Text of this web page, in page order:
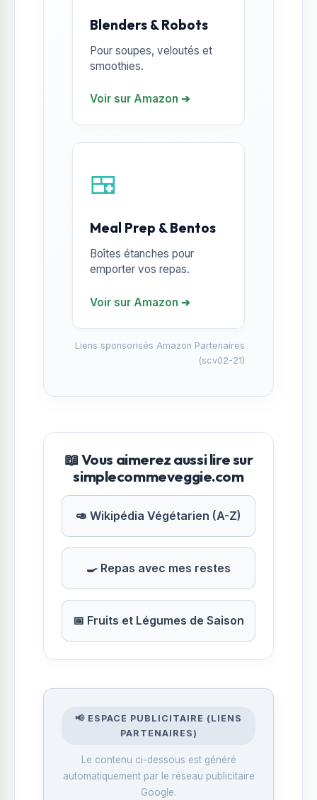
Blenders & Robots
Pour soupes, veloutés et
smoothies.
Voir sur Amazon ➔
🍱
Meal Prep & Bentos
Boîtes étanches pour
emporter vos repas.
Voir sur Amazon ➔
Liens sponsorisés Amazon Partenaires
(scv02-21)
📖 Vous aimerez aussi lire sur
simplecommeveggie.com
🥑 Wikipédia Végétarien (A-Z)
🍳 Repas avec mes restes
📅 Fruits et Légumes de Saison
📢 ESPACE PUBLICITAIRE (LIENS
PARTENAIRES)
Le contenu ci-dessous est généré
automatiquement par le réseau publicitaire
Google.